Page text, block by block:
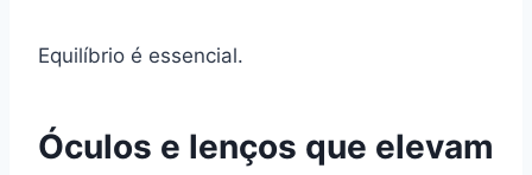
Equilíbrio é essencial.
Óculos e lenços que elevam